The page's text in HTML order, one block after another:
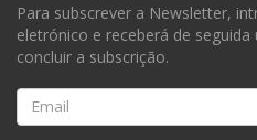
Para subscrever a Newsletter,
eletrónico e receberá de
concluir a subscrição.
Email